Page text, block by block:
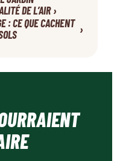
DE L’AIR›
: CE QUE CACHENT ›